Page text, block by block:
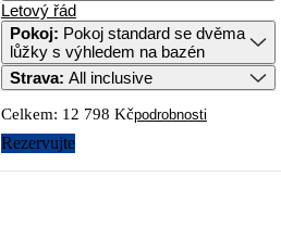
Letový řád
Pokoj: Pokoj standard se dvěma
lůžky s výhledem na bazén
Strava: All inclusive
Celkem: 12 798 Kčpodrobnosti
Rezervujte